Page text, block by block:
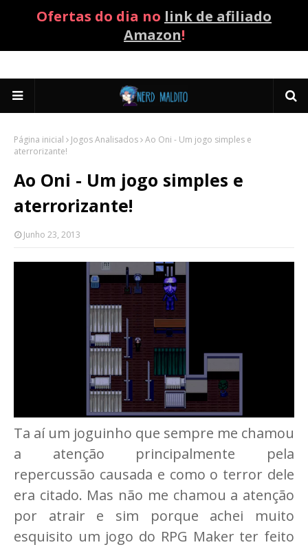
Ofertas do dia no link de afiliado
Amazon!
Página inicial Jogos Analisados Ao Oni - Um jogo simples e
aterrorizante!
Ao Oni - Um jogo simples e
aterrorizante!
Junho 23, 2013
Ta aí um joguinho que sempre me chamou
a atenção principalmente pela
repercussão causada e como o terror dele
era citado. Mas não me chamou a atenção
por atrair e sim porque achei muito
esquisito um jogo do RPG Maker ter feito